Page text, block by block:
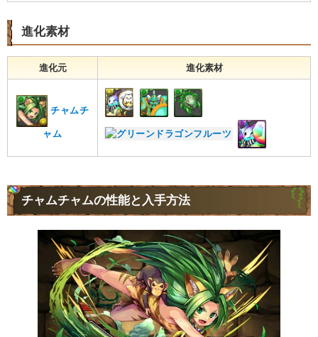
進化素材
進化元 進化素材
チャムチ
ャム
チャムチャムの性能と入手方法